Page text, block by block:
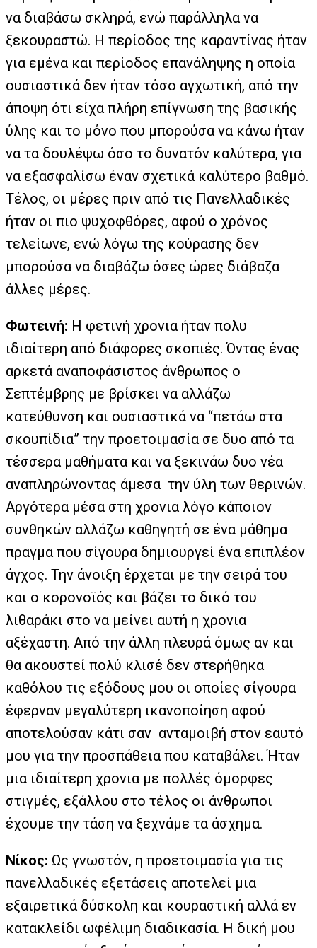
να διαβάσω σκληρά, ενώ παράλληλα να
ξεκουραστώ. Η περίοδος της καραντίνας ήταν
για εμένα και περίοδος επανάληψης η οποία
ουσιαστικά δεν ήταν τόσο αγχωτική, από την
άποψη ότι είχα πλήρη επίγνωση της βασικής
ύλης και το μόνο που μπορούσα να κάνω ήταν
να τα δουλέψω όσο το δυνατόν καλύτερα, για
να εξασφαλίσω έναν σχετικά καλύτερο βαθμό.
Τέλος, οι μέρες πριν από τις Πανελλαδικές
ήταν οι πιο ψυχοφθόρες, αφού ο χρόνος
τελείωνε, ενώ λόγω της κούρασης δεν
μπορούσα να διαβάζω όσες ώρες διάβαζα
άλλες μέρες.
Φωτεινή: Η φετινή χρονια ήταν πολυ
ιδιαίτερη από διάφορες σκοπιές. Όντας ένας
αρκετά αναποφάσιστος άνθρωπος ο
Σεπτέμβρης με βρίσκει να αλλάζω
κατεύθυνση και ουσιαστικά να “πετάω στα
σκουπίδια” την προετοιμασία σε δυο από τα
τέσσερα μαθήματα και να ξεκινάω δυο νέα
αναπληρώνοντας άμεσα την ύλη των θερινών.
Αργότερα μέσα στη χρονια λόγο κάποιον
συνθηκών αλλάζω καθηγητή σε ένα μάθημα
πραγμα που σίγουρα δημιουργεί ένα επιπλέον
άγχος. Την άνοιξη έρχεται με την σειρά του
και ο κορονοϊός και βάζει το δικό του
λιθαράκι στο να μείνει αυτή η χρονια
αξέχαστη. Από την άλλη πλευρά όμως αν και
θα ακουστεί πολύ κλισέ δεν στερήθηκα
καθόλου τις εξόδους μου οι οποίες σίγουρα
έφερναν μεγαλύτερη ικανοποίηση αφού
αποτελούσαν κάτι σαν ανταμοιβή στον εαυτό
μου για την προσπάθεια που καταβάλει. Ήταν
μια ιδιαίτερη χρονια με πολλές όμορφες
στιγμές, εξάλλου στο τέλος οι άνθρωποι
έχουμε την τάση να ξεχνάμε τα άσχημα.
Νίκος: Ως γνωστόν, η προετοιμασία για τις
πανελλαδικές εξετάσεις αποτελεί μια
εξαιρετικά δύσκολη και κουραστική αλλά εν
κατακλείδι ωφέλιμη διαδικασία. Η δική μου